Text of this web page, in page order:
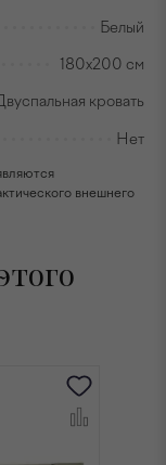
Белый
180x200 см
кровать
Нет
внешнего